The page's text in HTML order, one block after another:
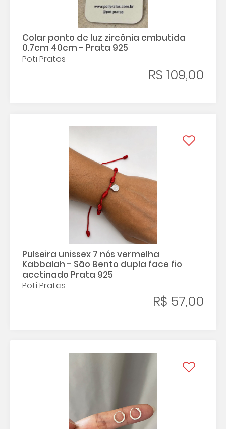
Colar ponto de luz zircônia embutida
0.7cm 40cm - Prata 925
Poti Pratas
R$ 109,00
Pulseira unissex 7 nós vermelha
Kabbalah - São Bento dupla face fio
acetinado Prata 925
Poti Pratas
R$ 57,00